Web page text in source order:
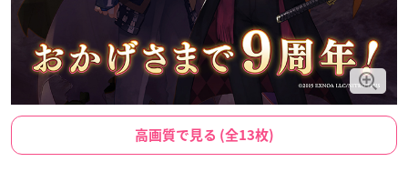
高画質で見る (全13枚)